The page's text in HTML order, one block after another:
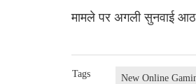
मामले पर अगली सुनवाई आठ
Tags New Online